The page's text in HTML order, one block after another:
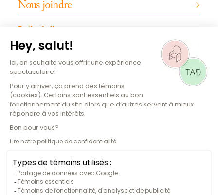
Nous joindre
Infos billetterie
INFOS PRATIQUES
Emplois
Magazine culturel
Plan de la salle
Comment s'y rendre